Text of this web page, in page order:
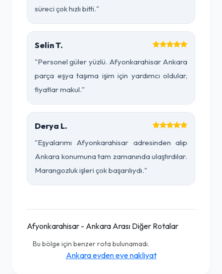
süreci çok hızlı bitti."
Selin T.
"Personel güler yüzlü. Afyonkarahisar Ankara
parça eşya taşıma işim için yardımcı oldular,
fiyatlar makul."
Derya L.
"Eşyalarımı Afyonkarahisar adresinden alıp
Ankara konumuna tam zamanında ulaştırdılar.
Marangozluk işleri çok başarılıydı."
Afyonkarahisar - Ankara Arası Diğer Rotalar
Bu bölge için benzer rota bulunamadı.
Ankara evden eve nakliyat